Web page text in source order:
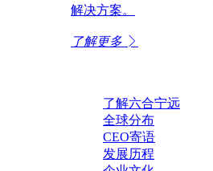
解决方案。
了解更多
了解六合宁远
全球分布
CEO寄语
发展历程